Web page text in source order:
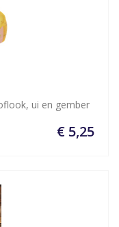
ui en gember
€ 5,25